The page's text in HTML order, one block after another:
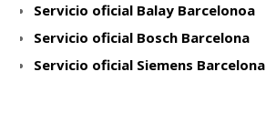
Servicio oficial Balay Barcelonoa
Servicio oficial Bosch Barcelona
Servicio oficial Siemens Barcelona